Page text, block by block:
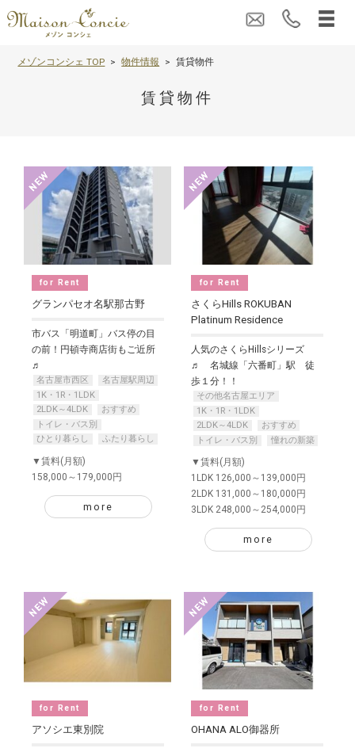
メゾンコンシェ TOP 物件情報 賃貸物件
賃貸物件
for Rent
グランパセオ名駅那古野
市バス「明道町」バス停の目
の前！円頓寺商店街もご近所
♬
名古屋市西区
名古屋駅周辺
1K・1R・1LDK
2LDK～4LDK
おすすめ
トイレ・バス別
ひとり暮らし
ふたり暮らし
▼賃料(月額)
158,000～179,000円
more
for Rent
さくらHills ROKUBAN
Platinum Residence
人気のさくらHillsシリーズ
♬ 名城線「六番町」駅 徒
歩１分！！
その他名古屋エリア
1K・1R・1LDK
2LDK～4LDK
おすすめ
トイレ・バス別
憧れの新築
▼賃料(月額)
1LDK 126,000～139,000円
2LDK 131,000～180,000円
3LDK 248,000～254,000円
more
for Rent
アソシエ東別院
for Rent
OHANA ALO御器所